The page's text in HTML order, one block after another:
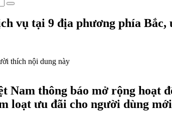
vụ tại 9 địa phương phía Bắc,
thích nội dung này
Nam thông báo mở rộng hoạt
loạt ưu đãi cho người dùng